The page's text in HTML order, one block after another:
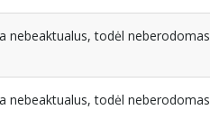
nebeaktualus, todėl neberodomas
nebeaktualus, todėl neberodomas